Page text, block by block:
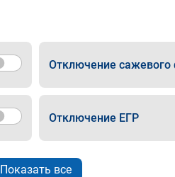
Отключение сажевого
Отключение ЕГР
Показать все